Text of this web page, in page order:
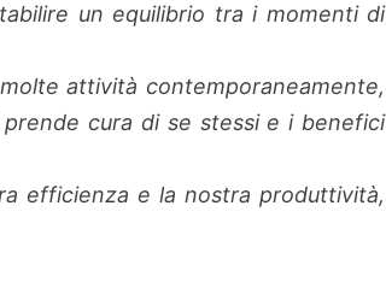
un equilibrio tra i momenti di
attività contemporaneamente,
cura di se stessi e i benefici
efficienza e la nostra produttività,